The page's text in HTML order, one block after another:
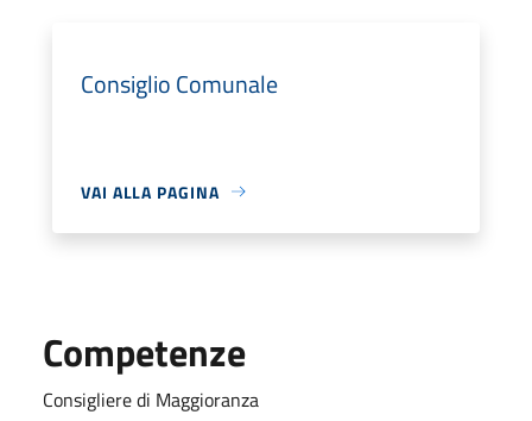
Consiglio Comunale
VAI ALLA PAGINA
Competenze
Consigliere di Maggioranza